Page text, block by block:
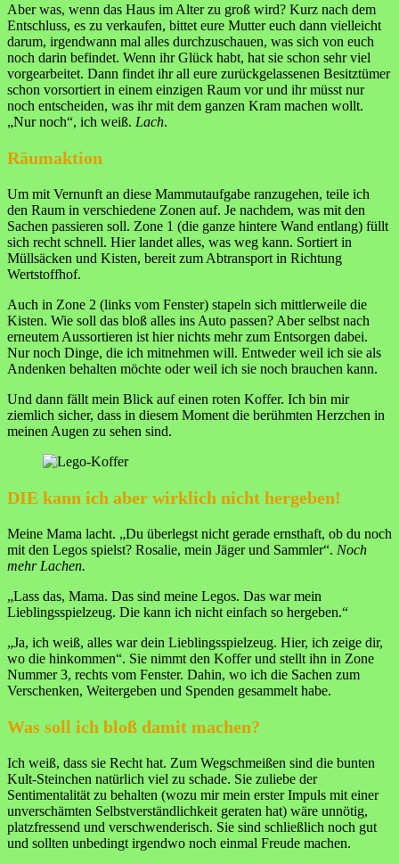
Aber was, wenn das Haus im Alter zu groß wird? Kurz nach dem
Entschluss, es zu verkaufen, bittet eure Mutter euch dann vielleicht
darum, irgendwann mal alles durchzuschauen, was sich von euch
noch darin befindet. Wenn ihr Glück habt, hat sie schon sehr viel
vorgearbeitet. Dann findet ihr all eure zurückgelassenen Besitztümer
schon vorsortiert in einem einzigen Raum vor und ihr müsst nur
noch entscheiden, was ihr mit dem ganzen Kram machen wollt.
„Nur noch“, ich weiß. Lach.
Räumaktion
Um mit Vernunft an diese Mammutaufgabe ranzugehen, teile ich
den Raum in verschiedene Zonen auf. Je nachdem, was mit den
Sachen passieren soll. Zone 1 (die ganze hintere Wand entlang) füllt
sich recht schnell. Hier landet alles, was weg kann. Sortiert in
Müllsäcken und Kisten, bereit zum Abtransport in Richtung
Wertstoffhof.
Auch in Zone 2 (links vom Fenster) stapeln sich mittlerweile die
Kisten. Wie soll das bloß alles ins Auto passen? Aber selbst nach
erneutem Aussortieren ist hier nichts mehr zum Entsorgen dabei.
Nur noch Dinge, die ich mitnehmen will. Entweder weil ich sie als
Andenken behalten möchte oder weil ich sie noch brauchen kann.
Und dann fällt mein Blick auf einen roten Koffer. Ich bin mir
ziemlich sicher, dass in diesem Moment die berühmten Herzchen in
meinen Augen zu sehen sind.
DIE kann ich aber wirklich nicht hergeben!
Meine Mama lacht. „Du überlegst nicht gerade ernsthaft, ob du noch
mit den Legos spielst? Rosalie, mein Jäger und Sammler“. Noch
mehr Lachen.
„Lass das, Mama. Das sind meine Legos. Das war mein
Lieblingsspielzeug. Die kann ich nicht einfach so hergeben.“
„Ja, ich weiß, alles war dein Lieblingsspielzeug. Hier, ich zeige dir,
wo die hinkommen“. Sie nimmt den Koffer und stellt ihn in Zone
Nummer 3, rechts vom Fenster. Dahin, wo ich die Sachen zum
Verschenken, Weitergeben und Spenden gesammelt habe.
Was soll ich bloß damit machen?
Ich weiß, dass sie Recht hat. Zum Wegschmeißen sind die bunten
Kult-Steinchen natürlich viel zu schade. Sie zuliebe der
Sentimentalität zu behalten (wozu mir mein erster Impuls mit einer
unverschämten Selbstverständlichkeit geraten hat) wäre unnötig,
platzfressend und verschwenderisch. Sie sind schließlich noch gut
und sollten unbedingt irgendwo noch einmal Freude machen.